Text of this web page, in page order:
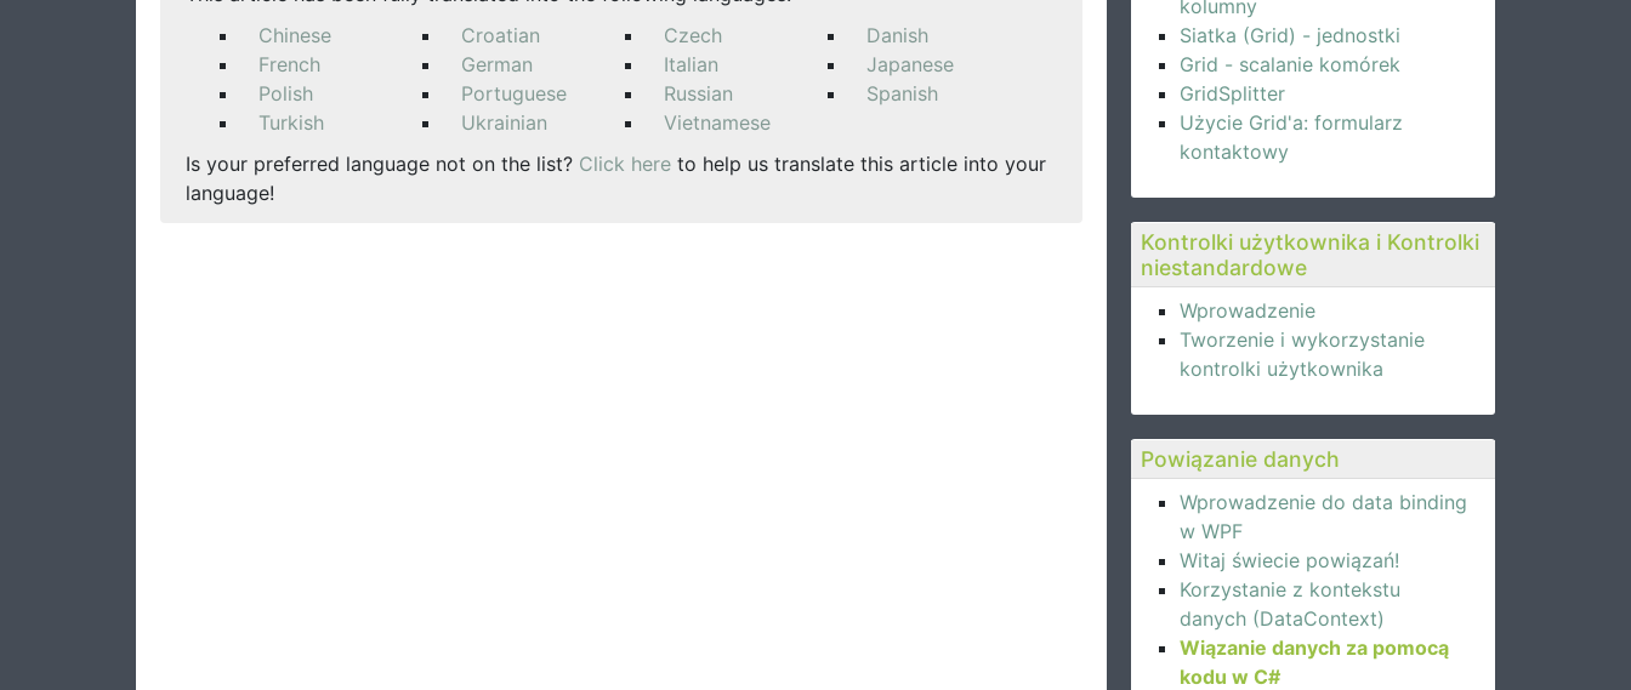
kolumny
Siatka (Grid) - jednostki
Grid - scalanie komórek
GridSplitter
Użycie Grid'a: formularz
kontaktowy
Kontrolki użytkownika i Kontrolki
niestandardowe
Wprowadzenie
Tworzenie i wykorzystanie
kontrolki użytkownika
Powiązanie danych
Wprowadzenie do data binding
w WPF
Witaj świecie powiązań!
Korzystanie z kontekstu
danych (DataContext)
Wiązanie danych za pomocą
kodu w C#
Chinese
Croatian Czech
Danish
French
German Italian
Japanese
Polish
Portuguese Russian
Spanish
Turkish
Ukrainian
Vietnamese
Is your preferred language not on the list? Click here to help us translate this article into your
language!